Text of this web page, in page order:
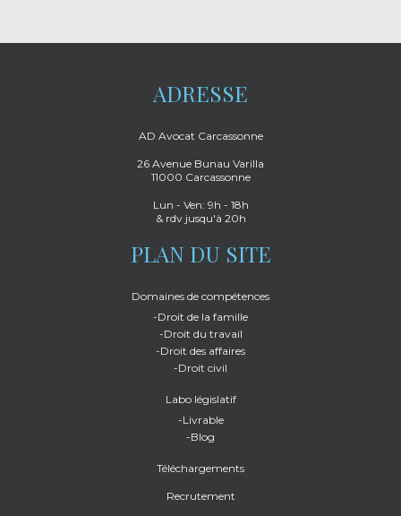
ADRESSE
AD Avocat Carcassonne
26 Avenue Bunau Varilla
11000 Carcassonne
Lun - Ven: 9h - 18h
& rdv jusqu'à 20h
PLAN DU SITE
Domaines de compétences
-Droit de la famille
-Droit du travail
-Droit des affaires
-Droit civil
Labo législatif
-Livrable
-Blog
Téléchargements
Recrutement